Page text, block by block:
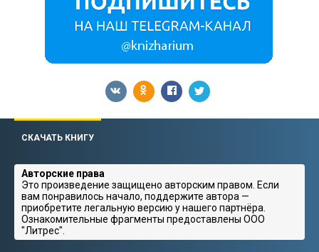
СКАЧАТЬ КНИГУ
Авторские права
Это произведение защищено авторским правом. Если
вам понравилось начало, поддержите автора —
приобретите легальную версию у нашего партнёра.
Ознакомительные фрагменты предоставлены ООО
"Литрес".